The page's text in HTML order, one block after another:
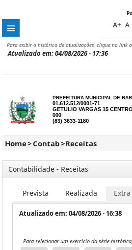
A+ A
Para exibir o histórico de atualizações, clique no link
Atualizado em: 04/08/2026 - 17:36
PREFEITURA MUNICIPAL DE
01.612.512/0001-71
GETULIO VARGAS 15
000
(83) 3633-1180
Home> Contab>Receitas
Contabilidade - Receitas
Prevista Realizada
Atualizado em: 04/08/2026 - 16:38
Para selecionar um exercício da série